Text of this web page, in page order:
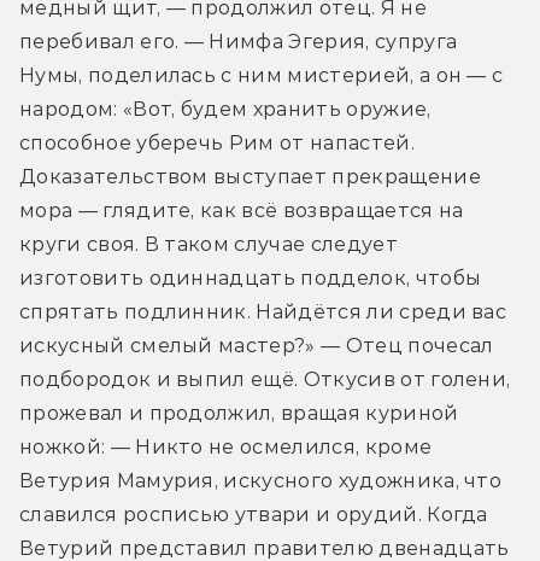
медный щит, — продолжил отец. Я не
перебивал его. — Нимфа Эгерия, супруга
Нумы, поделилась с ним мистерией, а он — с
народом: «Вот, будем хранить оружие,
способное уберечь Рим от напастей.
Доказательством выступает прекращение
мора — глядите, как всё возвращается на
круги своя. В таком случае следует
изготовить одиннадцать подделок, чтобы
спрятать подлинник. Найдётся ли среди вас
искусный смелый мастер?» — Отец почесал
подбородок и выпил ещё. Откусив от голени,
прожевал и продолжил, вращая куриной
ножкой: — Никто не осмелился, кроме
Ветурия Мамурия, искусного художника, что
славился росписью утвари и орудий. Когда
Ветурий представил правителю двенадцать